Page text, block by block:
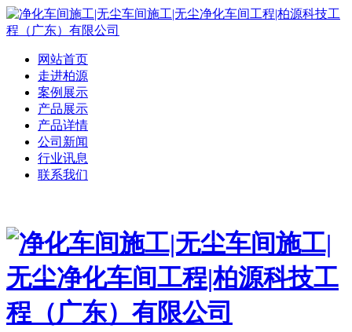
网站首页
走进柏源
案例展示
产品展示
产品详情
公司新闻
行业讯息
联系我们